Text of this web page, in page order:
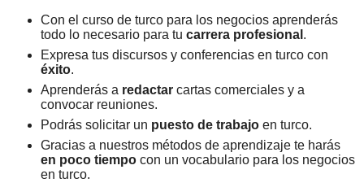
Con el curso de turco para los negocios aprenderás
todo lo necesario para tu carrera profesional .
Expresa tus discursos y conferencias en turco con
éxito.
Aprenderás a redactar cartas comerciales y a
convocar reuniones.
Podrás solicitar un puesto de trabajo en turco.
Gracias a nuestros métodos de aprendizaje te harás
en poco tiempo con un vocabulario para los negocios
en turco.